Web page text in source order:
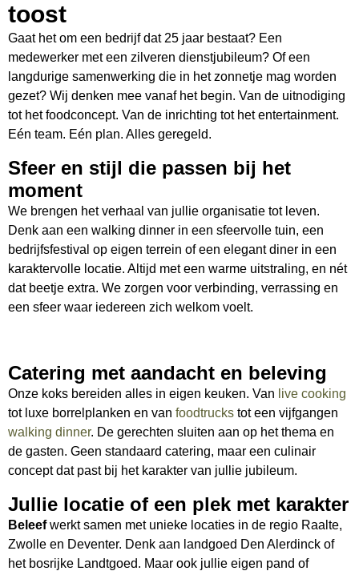
toost
Gaat het om een bedrijf dat 25 jaar bestaat? Een
medewerker met een zilveren dienstjubileum? Of een
langdurige samenwerking die in het zonnetje mag worden
gezet? Wij denken mee vanaf het begin. Van de uitnodiging
tot het foodconcept. Van de inrichting tot het entertainment.
Eén team. Eén plan. Alles geregeld.
Sfeer en stijl die passen bij het
moment
We brengen het verhaal van jullie organisatie tot leven.
Denk aan een walking dinner in een sfeervolle tuin, een
bedrijfsfestival op eigen terrein of een elegant diner in een
karaktervolle locatie. Altijd met een warme uitstraling, en nét
dat beetje extra. We zorgen voor verbinding, verrassing en
een sfeer waar iedereen zich welkom voelt.
Catering met aandacht en beleving
Onze koks bereiden alles in eigen keuken. Van live cooking
tot luxe borrelplanken en van foodtrucks tot een vijfgangen
walking dinner. De gerechten sluiten aan op het thema en
de gasten. Geen standaard catering, maar een culinair
concept dat past bij het karakter van jullie jubileum.
Jullie locatie of een plek met karakter
Beleefwerkt samen met unieke locaties in de regio Raalte,
Zwolle en Deventer. Denk aan landgoed Den Alerdinck of
het bosrijke Landtgoed. Maar ook jullie eigen pand of